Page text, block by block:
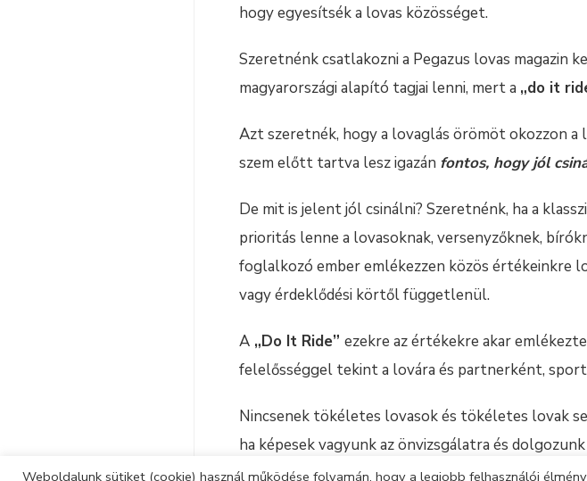
hogy egyesítsék a lovas közösséget.
Szeretnénk csatlakozni a Pegazus lovas magazin
magyarországi alapító tagjai lenni, mert a „do it
Azt szeretnék, hogy a lovaglás örömöt okozzon a
szem előtt tartva lesz igazán fontos, hogy jól
De mit is jelent jól csinálni? Szeretnénk, ha a
prioritás lenne a lovasoknak, versenyzőknek,
foglalkozó ember emlékezzen közös
vagy érdeklődési körtől függetlenül.
A „Do It Ride” ezekre az értékekre akar
felelősséggel tekint a lovára és partnerként,
Nincsenek tökéletes lovasok és tökéletes lovak
ha képesek vagyunk az önvizsgálatra és
foglalkozunk, máris sokat értünk el.
Weboldalunk sütiket (cookie) használ működése folyamán, hogy a legjobb felhasználói